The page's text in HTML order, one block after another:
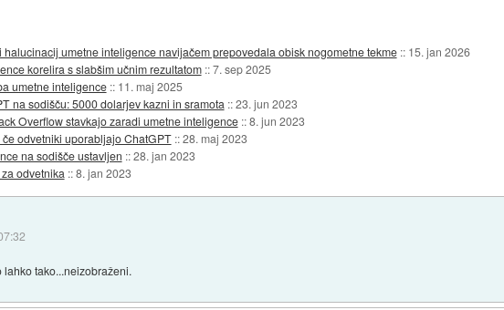
halucinacij umetne inteligence navijačem prepovedala obisk nogometne tekme :: 15. jan 2026
korelira s slabšim učnim rezultatom ::7. sep 2025
umetne inteligence :: 11. maj 2025
na sodišču: 5000 dolarjev kazni in sramota ::23. jun 2023
Overflow stavkajo zaradi umetne inteligence ::8. jun 2023
odvetniki uporabljajo ChatGPT ::28. maj 2023
na sodišče ustavljen ::28. jan 2023
odvetnika ::8. jan 2023
tako...neizobraženi.